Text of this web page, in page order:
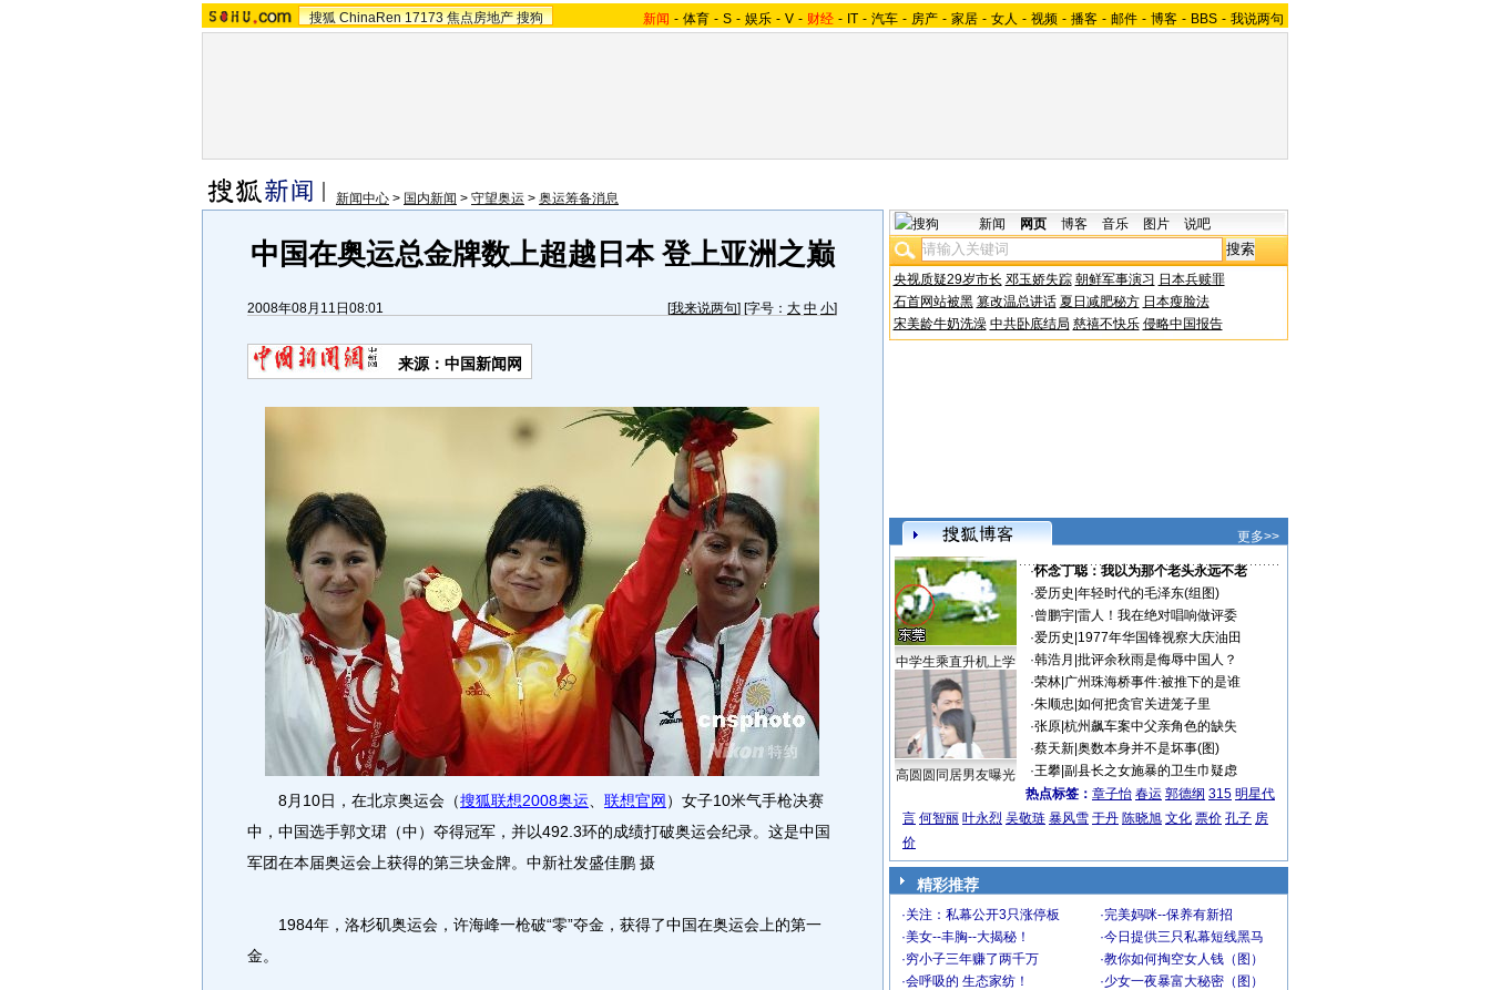
搜狐 ChinaRen 17173 焦点房地产 搜狗 新闻 - 体育 - S - 娱乐 - V - 财经 - IT - 汽车 - 房产 - 家居 - 女人 - 视频 - 播客 - 邮件 - 博客 - BBS - 我说两句
新闻中心 > 国内新闻 > 守望奥运 > 奥运筹备消息
中国在奥运总金牌数上超越日本 登上亚洲之巅
2008年08月11日08:01 [我来说两句] [字号： 大 中 小]
来源：中国新闻网
8月10日，在北京奥运会（搜狐联想2008奥运 联想官网 ）女子10米气手枪决赛
中，中国选手郭文珺（中）夺得冠军，并以492.3环的成绩打破奥运会纪录。这是中国
军团在本届奥运会上获得的第三块金牌。中新社发盛佳鹏 摄
1984年，洛杉矶奥运会，许海峰一枪破“零”夺金，获得了中国在奥运会上的第一
金。
新闻 网页 博客 音乐 图片 说吧
央视质疑29岁市长 邓玉娇失踪 朝鲜军事演习 日本兵赎罪
石首网站被黑 篡改温总讲话 夏日减肥秘方 日本瘦脸法
宋美龄牛奶洗澡 中共卧底结局 慈禧不快乐 侵略中国报告
更多>>
中学生乘直升机上学
高圆圆同居男友曝光
·怀念丁聪：我以为那个老头永远不老
·爱历史 年轻时代的毛泽东(组图)
·曾鹏宇| 雷人！我在绝对唱响做评委
·爱历史 1977年华国锋视察大庆油田
·韩浩月 批评余秋雨是侮辱中国人？
·荣林| 广州珠海桥事件:被推下的是谁
·朱顺忠 如何把贪官关进笼子里
·张原| 杭州飙车案中父亲角色的缺失
·蔡天新| 奥数本身并不是坏事(图)
·王攀| 副县长之女施暴的卫生巾疑虑
热点标签： 章子怡 春运 郭德纲 315 明星代
言 何智丽 叶永烈 吴敬琏 暴风雪 于丹 陈晓旭 文化 票价 孔子 房
价
精彩推荐
·关注：私幕公开3只涨停板 ·完美妈咪--保养有新招
·美女--丰胸--大揭秘！ ·今日提供三只私幕短线黑马
·穷小子三年赚了两千万 ·教你如何掏空女人钱（图）
·会呼吸的 生态家纺！ ·少女一夜暴富大秘密（图）